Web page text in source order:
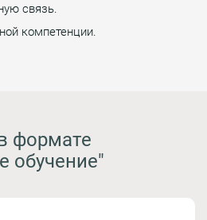
связь.
компетенции.
формате
обучение"